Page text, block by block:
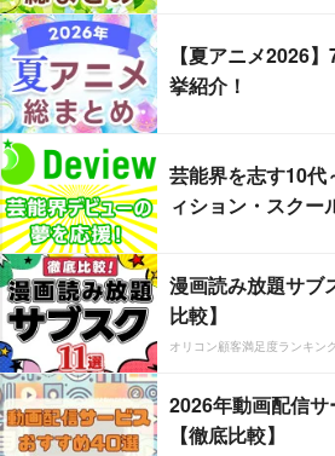
【夏アニメ2026
挙紹介！
芸能界を志す10
ィション・スク
漫画読み放題サブ
比較】
オリコン顧客満足度ランキン
2026年動画配信
【徹底比較】